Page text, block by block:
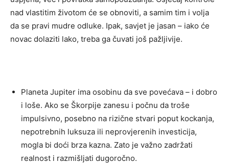
nad vlastitim životom će se obnoviti, a samim tim i volja
da se pravi mudre odluke. Ipak, savjet je jasan – iako će
novac dolaziti lako, treba ga čuvati još pažljivije.
Planeta Jupiter ima osobinu da sve povećava – i dobro
i loše. Ako se Škorpije zanesu i počnu da troše
impulsivno, posebno na rizične stvari poput kockanja,
nepotrebnih luksuza ili neprovjerenih investicija,
mogla bi doći brza kazna. Zato je važno zadržati
realnost i razmišljati dugoročno.